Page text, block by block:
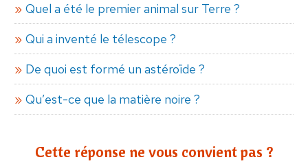
Quel a été le premier animal sur Terre ?
Qui a inventé le télescope ?
De quoi est formé un astéroïde ?
Qu’est-ce que la matière noire ?
Cette réponse ne vous convient pas ?